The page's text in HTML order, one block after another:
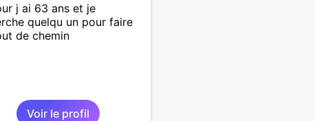
j ai 63 ans et je
quelqu un pour faire
de chemin
Voir le profil